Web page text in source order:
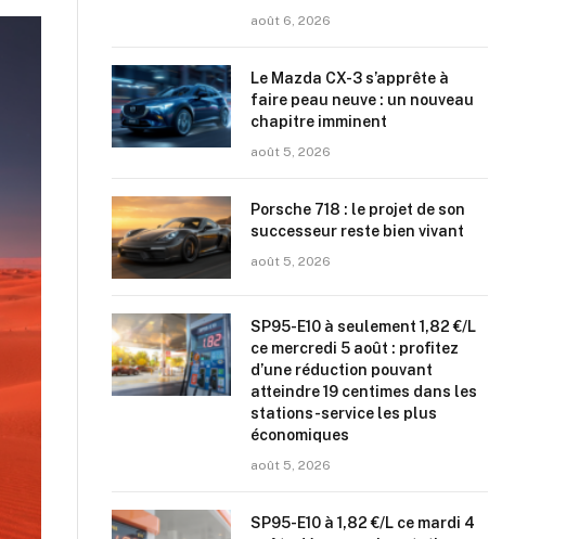
août 6, 2026
Le Mazda CX-3 s’apprête à
faire peau neuve : un nouveau
chapitre imminent
août 5, 2026
Porsche 718 : le projet de son
successeur reste bien vivant
août 5, 2026
SP95-E10 à seulement 1,82 €/L
ce mercredi 5 août : profitez
d’une réduction pouvant
atteindre 19 centimes dans les
stations-service les plus
économiques
août 5, 2026
SP95-E10 à 1,82 €/L ce mardi 4